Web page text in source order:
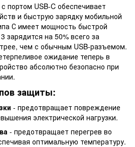
портом USB-C обеспечивает
и быструю зарядку мобильной
С имеет мощность быстрой
зарядится на 50% всего за
чем с обычным USB-разъемом.
ожидание теперь в
абсолютно безопасно при
защиты:
- предотвращает повреждение
электрической нагрузки.
- предотвращает перегрев во
оптимальную температуру.